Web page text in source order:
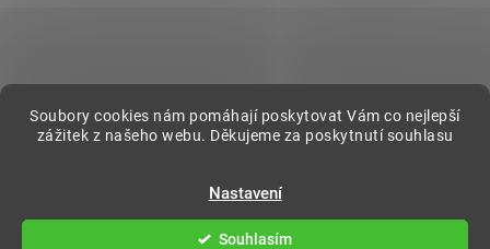
Soubory cookies nám pomáhají poskytovat Vám co nejlepší
zážitek z našeho webu. Děkujeme za poskytnutí souhlasu
Nastavení
Souhlasím
DecorOnline. Všechna práva vyhrazena.